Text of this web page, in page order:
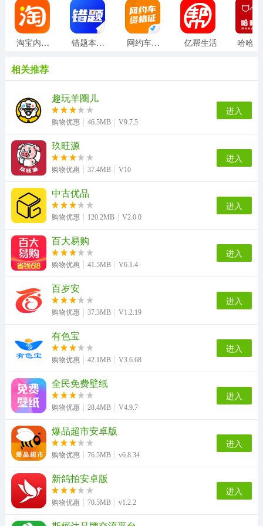
淘宝内部版 错题本天天记 网约车司机考试聚题库 亿帮生活
相关推荐
趣玩羊圈儿
购物优惠 46.5MB V9.7.5
进入
玖旺源
购物优惠 37.4MB V10
进入
中古优品
购物优惠 120.2MB V2.0.0
进入
百大易购
购物优惠 41.5MB V6.1.4
进入
百岁安
购物优惠 37.3MB V1.2.19
进入
有色宝
购物优惠 42.1MB V3.6.68
进入
全民免费壁纸
购物优惠 28.4MB V4.9.7
进入
爆品超市安卓版
购物优惠 76.5MB v6.8.34
进入
新鸽拍安卓版
购物优惠 70.5MB v1.2.2
进入